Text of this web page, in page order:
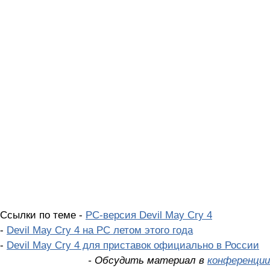
Ссылки по теме - PC-версия Devil May Cry 4
- Devil May Cry 4 на РС летом этого года
- Devil May Cry 4 для приставок официально в России
- Обсудить материал в конференции